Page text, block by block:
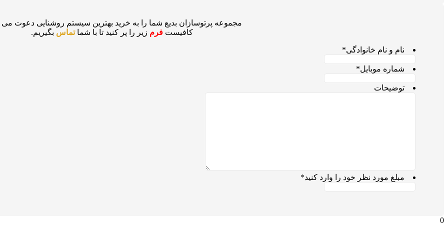
مجموعه پرتوسازان بدیع شما را به خرید بهترین سیستم روشنایی دعوت می
کافیست فرم زیر را پر کنید تا با شماتماس بگیریم.
نام و نام خانوادگی*
شماره موبایل*
توضیحات
مبلغ مورد نظر خود را وارد کنید*
0